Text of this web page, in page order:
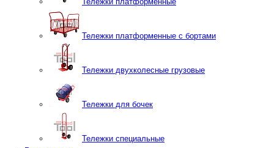
Тележки платформенные с бортами
Тележки двухколесные грузовые
Тележки для бочек
Тележки специальные